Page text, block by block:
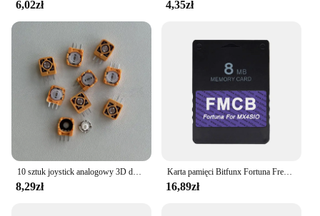
6,02zł 4,35zł
8,29zł
Karta pamięci Bitfunx Fortuna Free McBoot OPL do PS2 MX4SIO SIO2SD Adapter SD do konsoli PS2 Slim
16,89zł